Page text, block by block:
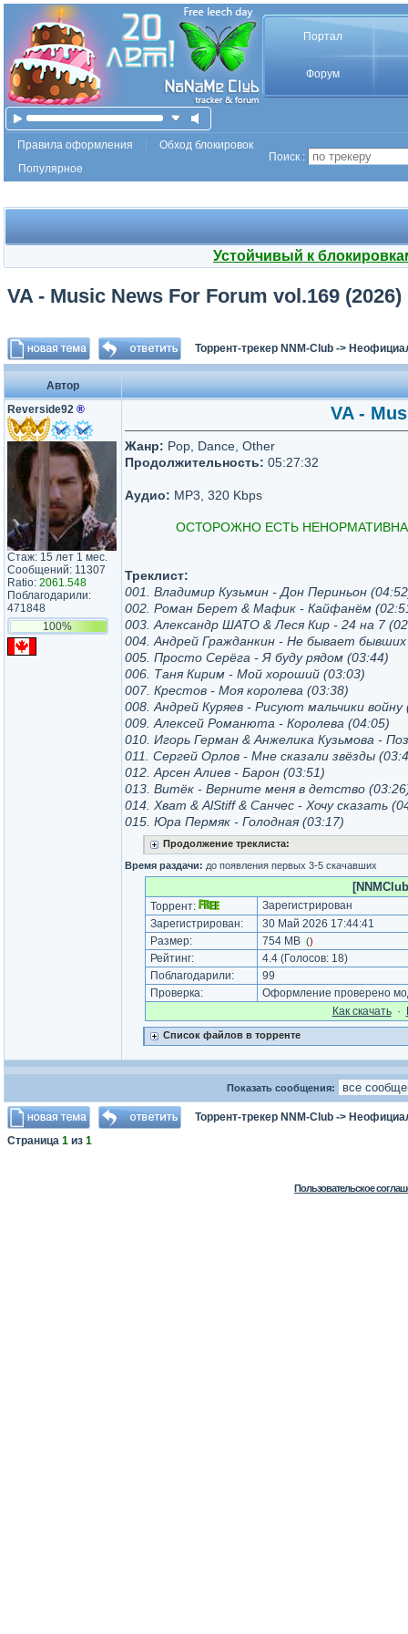
Портал
Форум
Правила оформления
Обход блокировок
Популярное
Поиск :
Устойчивый к
VA - Music News For Forum vol.169
Торрент-трекер NNM-Club ->
Автор
Reverside92 ®
Стаж: 15 лет 1 мес.
Сообщений: 11307
Ratio: 2061.548
Поблагодарили:
471848
100%
VA -
Жанр: Pop, Dance, Other
Продолжительность: 05:27:32
Аудио: MP3, 320 Kbps
ОСТОРОЖНО ЕСТЬ
Треклист:
001. Владимир Кузьмин - Дон Периньон
002. Роман Берет & Мафик - Кайфанём
003. Александр ШАТО & Леся Кир - 24 на 7
004. Андрей Гражданкин - Не бывает
005. Просто Серёга - Я буду рядом (03:44)
006. Таня Кирим - Мой хороший (03:03)
007. Крестов - Моя королева (03:38)
008. Андрей Куряев - Рисуют мальчики войну
009. Алексей Романюта - Королева (04:05)
010. Игорь Герман & Анжелика Кузьмова -
011. Сергей Орлов - Мне сказали звёзды
012. Арсен Алиев - Барон (03:51)
013. Витёк - Верните меня в детство
014. Хват & AlStiff & Санчес - Хочу сказать
015. Юра Пермяк - Голодная (03:17)
Продолжение треклиста:
Время раздачи: до появления первых 3-5 скачавших
Торрент:
Зарегистрирован
Зарегистрирован:
30 Май 2026 17:44:41
Размер:
754 MB ()
Рейтинг: 4.4(Голосов: 18)
Поблагодарили:
99
Проверка:
Оформление проверено
Как cкачать·
Список файлов в торренте
Показать сообщения:
Торрент-трекер NNM-Club ->
Страница 1 из 1
Пользовательское